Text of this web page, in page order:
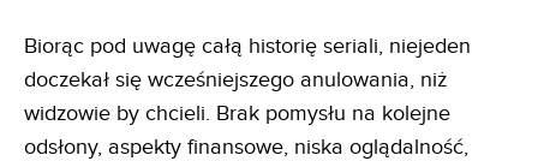
Biorąc pod uwagę całą historię seriali, niejeden
doczekał się wcześniejszego anulowania, niż
widzowie by chcieli. Brak pomysłu na kolejne
odsłony, aspekty finansowe, niska oglądalność,